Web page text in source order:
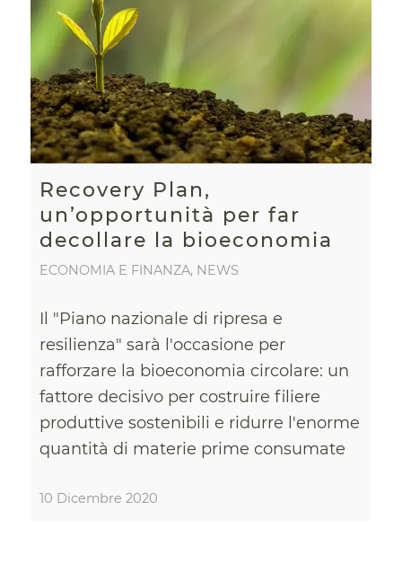
Recovery Plan,
un’opportunità per far
decollare la bioeconomia
ECONOMIA E FINANZA, NEWS
Il "Piano nazionale di ripresa e
resilienza" sarà l'occasione per
rafforzare la bioeconomia circolare: un
fattore decisivo per costruire filiere
produttive sostenibili e ridurre l'enorme
quantità di materie prime consumate
10 Dicembre 2020